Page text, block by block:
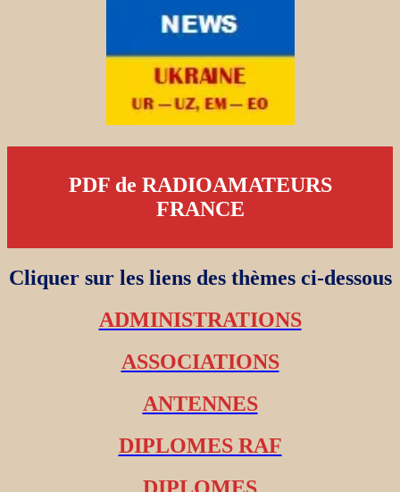
PDF de RADIOAMATEURS
FRANCE
Cliquer sur les liens des thèmes ci-dessous
ADMINISTRATIONS
ASSOCIATIONS
ANTENNES
DIPLOMES RAF
DIPLOMES